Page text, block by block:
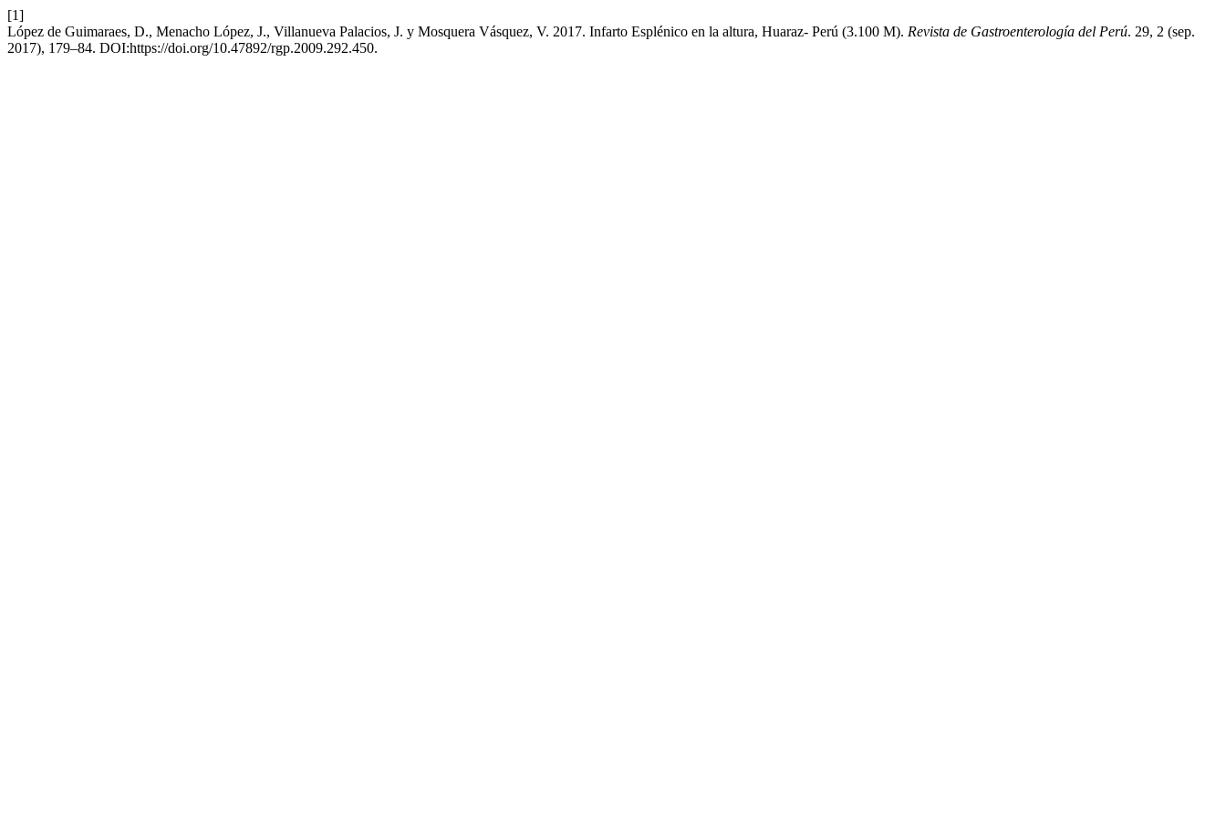
[1]
López de Guimaraes, D., Menacho López, J., Villanueva Palacios, J. y Mosquera Vásquez, V. 2017. Infarto Esplénico en la altura, Huaraz- Perú (3.100 M). Revista de Gastroenterología del Perú. 29, 2 (sep.
2017), 179–84. DOI:https://doi.org/10.47892/rgp.2009.292.450.